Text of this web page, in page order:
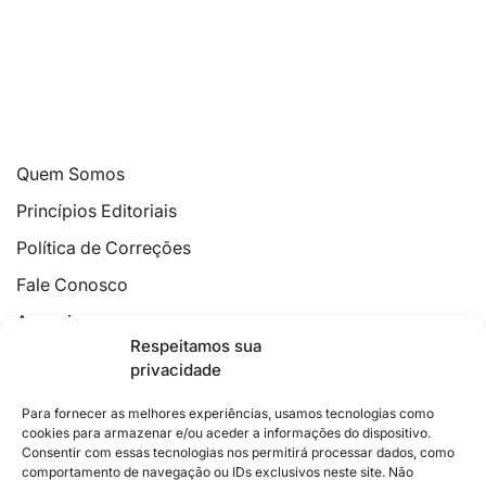
Respeitamos sua
privacidade
Para fornecer as melhores experiências, usamos tecnologias como
cookies para armazenar e/ou aceder a informações do dispositivo.
Consentir com essas tecnologias nos permitirá processar dados, como
comportamento de navegação ou IDs exclusivos neste site. Não
Quem Somos
Princípios Editoriais
Política de Correções
Fale Conosco
Anuncie
Política de Cookies